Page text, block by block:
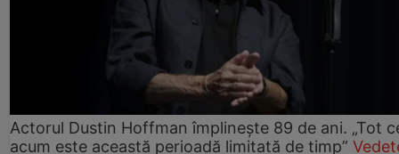
Actorul Dustin Hoffman împlinește 89 de ani. „Tot
acum este această perioadă limitată de timp”